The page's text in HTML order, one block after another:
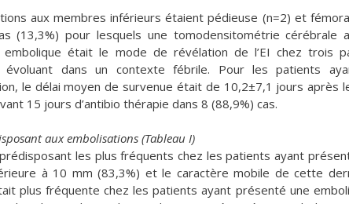
aux membres inférieurs étaient pédieuse (n=2) et
(13,3%) pour lesquels une tomodensitométrie cérébrale
embolique était le mode de révélation de l’EI chez trois
évoluant dans un contexte fébrile. Pour les patients
le délai moyen de survenue était de 10,2±7,1 jours après
15 jours d’antibio thérapie dans 8 (88,9%) cas.
aux embolisations (Tableau I)
les plus fréquents chez les patients ayant
à 10 mm (83,3%) et le caractère mobile de cette
plus fréquente chez les patients ayant présenté une